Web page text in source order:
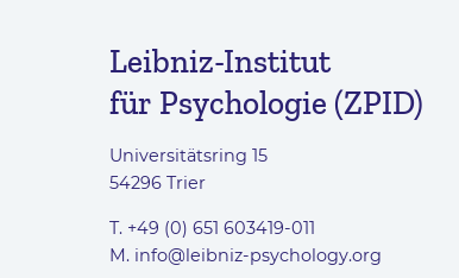
Leibniz-Institut
für Psychologie (ZPID)
Universitätsring 15
54296 Trier
T. +49 (0) 651 603419-011
M. info@leibniz-psychology.org